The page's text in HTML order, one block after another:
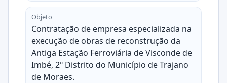
Objeto
Contratação de empresa especializada na
execução de obras de reconstrução da
Antiga Estação Ferroviária de Visconde de
Imbé, 2º Distrito do Município de Trajano
de Moraes.